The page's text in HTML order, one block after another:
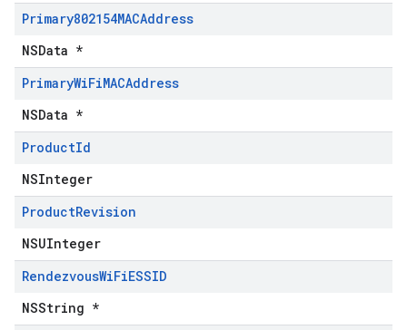
Primary802154MACAddress
NSData *
PrimaryWiFiMACAddress
NSData *
ProductId
NSInteger
ProductRevision
NSUInteger
RendezvousWiFiESSID
NSString *